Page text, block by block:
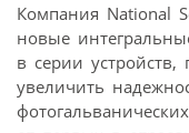
Компания National
новые
в серии устройств,
увеличить